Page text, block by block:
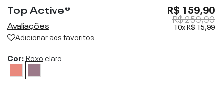
Top Active®
Avaliações
Adicionar aos favoritos
R$ 159,90
R$ 259,90
10xR$ 15,99
Cor:Roxo claro